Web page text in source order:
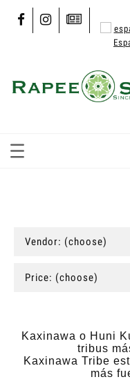
Vendor: (choose)
Price: (choose)
Kaxinawa o Huni
tribus
Kaxinawa Tribe
más